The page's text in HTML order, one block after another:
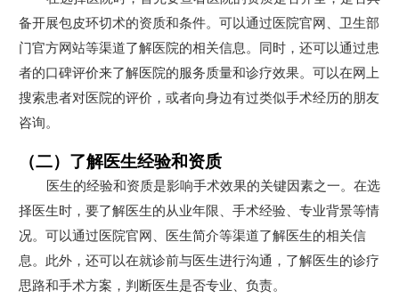
备开展包皮环切术的资质和条件。可以通过医院官网、卫生部
门官方网站等渠道了解医院的相关信息。同时，还可以通过患
者的口碑评价来了解医院的服务质量和诊疗效果。可以在网上
搜索患者对医院的评价，或者向身边有过类似手术经历的朋友
咨询。
（二）了解医生经验和资质
医生的经验和资质是影响手术效果的关键因素之一。在选
择医生时，要了解医生的从业年限、手术经验、专业背景等情
况。可以通过医院官网、医生简介等渠道了解医生的相关信
息。此外，还可以在就诊前与医生进行沟通，了解医生的诊疗
思路和手术方案，判断医生是否专业、负责。